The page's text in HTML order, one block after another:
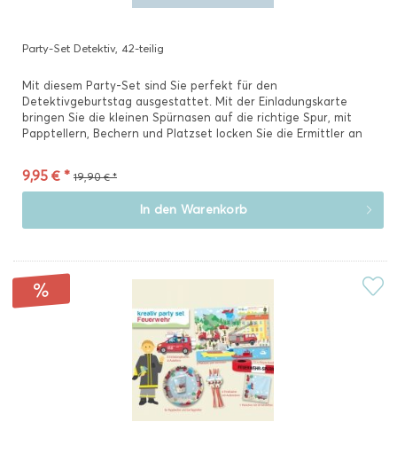
Party-Set Detektiv, 42-teilig
Mit diesem Party-Set sind Sie perfekt für den
Detektivgeburtstag ausgestattet. Mit der Einladungskarte
bringen Sie die kleinen Spürnasen auf die richtige Spur, mit
Papptellern, Bechern und Platzset locken Sie die Ermittler an
9,95 € * 19,90 € *
In den Warenkorb